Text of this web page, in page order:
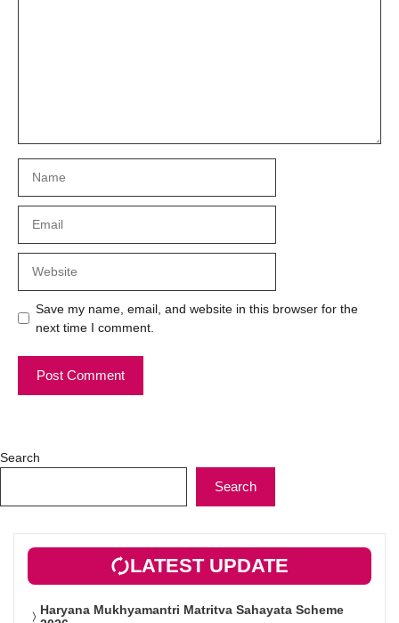
Save my name, email, and website in this browser for the
next time I comment.
Search
Search
LATEST UPDATE
Haryana Mukhyamantri Matritva Sahayata Scheme